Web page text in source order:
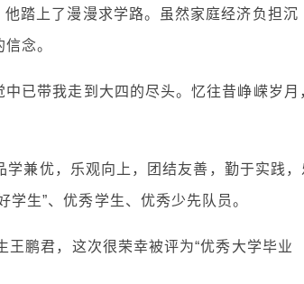
踏上了漫漫求学路。虽然家庭经济负担沉
念。
已带我走到大四的尽头。忆往昔峥嵘岁月
兼优，乐观向上，团结友善，勤于实践，
生”、优秀学生、优秀少先队员。
鹏君，这次很荣幸被评为“优秀大学毕业